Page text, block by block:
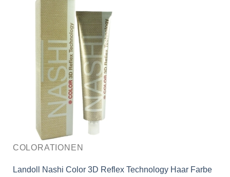
COLORATIONEN
Landoll Nashi Color 3D Reflex Technology Haar Farbe